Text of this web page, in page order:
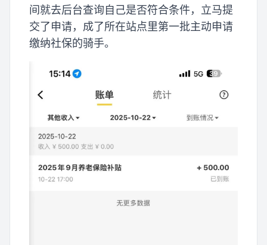
间就去后台查询自己是否符合条件，立马提
交了申请，成了所在站点里第一批主动申请
缴纳社保的骑手。